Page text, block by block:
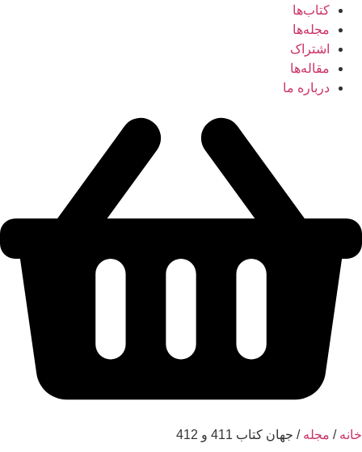
کتاب‌ها
مجله‌ها
اشتراک
مقاله‌ها
درباره ما
/مجله/ جهان کتاب 411 و 412